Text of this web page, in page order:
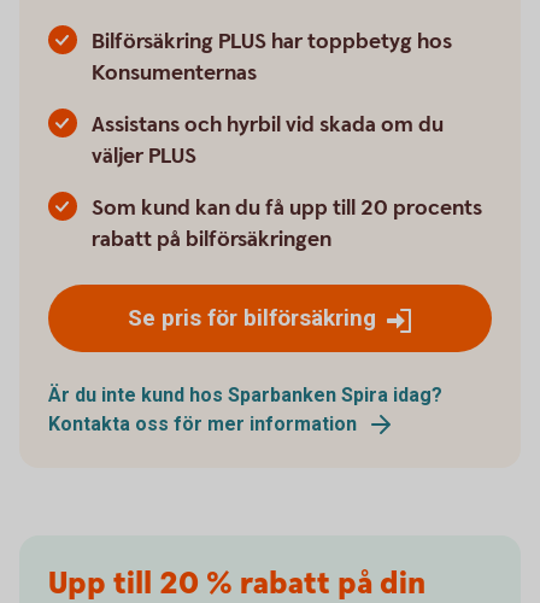
Bilförsäkring PLUS har toppbetyg hos
Konsumenternas
Assistans och hyrbil vid skada om du
väljer PLUS
Som kund kan du få upp till 20 procents
rabatt på bilförsäkringen
Se pris för bilförsäkring
Är du inte kund hos Sparbanken Spira idag?
Kontakta oss för mer information
Upp till 20 % rabatt på din